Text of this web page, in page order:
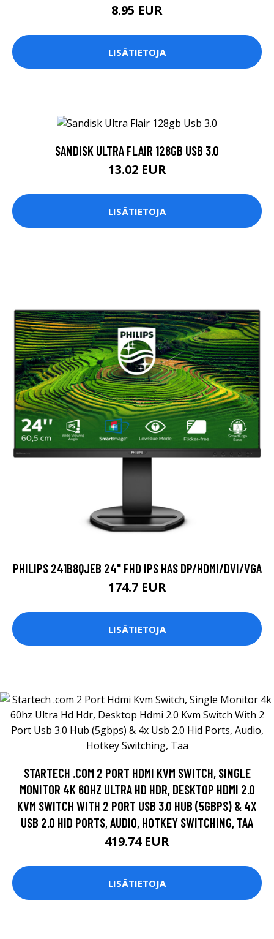
8.95 EUR
LISÄTIETOJA
SANDISK ULTRA FLAIR 128GB USB 3.0
13.02 EUR
LISÄTIETOJA
PHILIPS 241B8QJEB 24" FHD IPS HAS DP/HDMI/DVI/VGA
174.7 EUR
LISÄTIETOJA
STARTECH .COM 2 PORT HDMI KVM SWITCH, SINGLE
MONITOR 4K 60HZ ULTRA HD HDR, DESKTOP HDMI 2.0
KVM SWITCH WITH 2 PORT USB 3.0 HUB (5GBPS) & 4X
USB 2.0 HID PORTS, AUDIO, HOTKEY SWITCHING, TAA
419.74 EUR
LISÄTIETOJA